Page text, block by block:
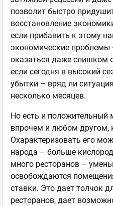
позволит быстро
восстановление
если прибавить к этому
экономические
оказаться даже слишком
если сегодня в высокий
убытки – вряд ли
несколько месяцев.
Но есть и положительный
впрочем и любом другом,
Охарактеризовать его
народа – больше
много ресторанов –
освобождаются
ставки. Это дает толчок
ресторанов, дает